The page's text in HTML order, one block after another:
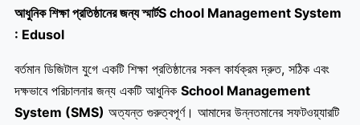
আধুনিক শিক্ষা প্রতিষ্ঠানের জন্য স্মার্টS chool Management System
: Edusol
বর্তমান ডিজিটাল যুগে একটি শিক্ষা প্রতিষ্ঠানের সকল কার্যক্রম দ্রুত, সঠিক এবং
দক্ষভাবে পরিচালনার জন্য একটি আধুনিক School Management
System (SMS) অত্যন্ত গুরুত্বপূর্ণ। আমাদের উন্নতমানের সফটওয়্যারটি